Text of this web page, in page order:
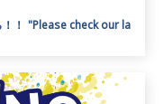
！ "Please check our la